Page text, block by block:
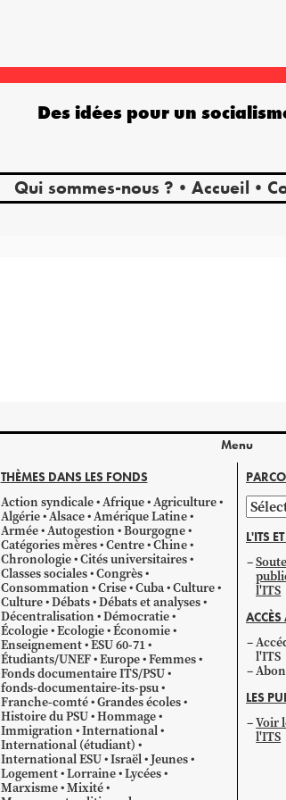
Qui sommes-nous ? Accueil
Des idées pour un
Menu
THÈMES DANS LES FONDS
Action syndicale Afrique Agriculture
Algérie Alsace Amérique Latine
Armée Autogestion Bourgogne
Catégories mères Centre Chine
Chronologie Cités universitaires
Classes sociales Congrès
Consommation Crise Cuba Culture
Culture Débats Débats et analyses
Décentralisation Démocratie
Écologie Ecologie Économie
Enseignement ESU 60-71
Étudiants/UNEF Europe Femmes
Fonds documentaire ITS/PSU
fonds-documentaire-its-psu
Franche-comté Grandes écoles
Histoire du PSU Hommage
Immigration International
International (étudiant)
International ESU Israël Jeunes
Logement Lorraine Lycées
Marxisme Mixité
par
L'ITS
l'ITS
l'ITS
LES
Voir
l'ITS